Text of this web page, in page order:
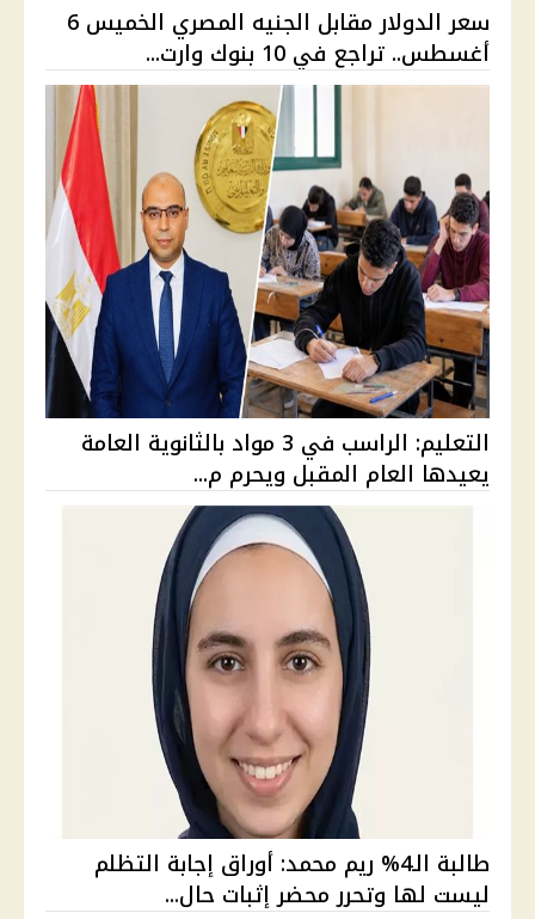
سعر الدولار مقابل الجنيه المصري الخميس 6
أغسطس.. تراجع في 10 بنوك وارت...
التعليم: الراسب في 3 مواد بالثانوية العامة
يعيدها العام المقبل ويحرم م...
طالبة الـ4% ريم محمد: أوراق إجابة التظلم
ليست لها وتحرر محضر إثبات حال...